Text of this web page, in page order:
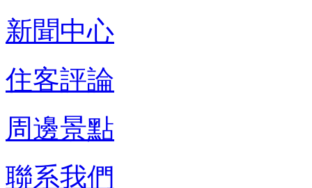
新聞中心
住客評論
周邊景點
聯系我們